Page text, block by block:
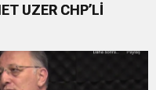
UZER CHP’Lİ